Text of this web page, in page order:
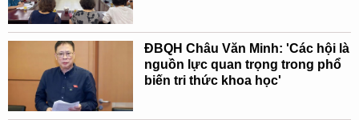
ĐBQH Châu Văn Minh: 'Các hội là
nguồn lực quan trọng trong phổ
biến tri thức khoa học'